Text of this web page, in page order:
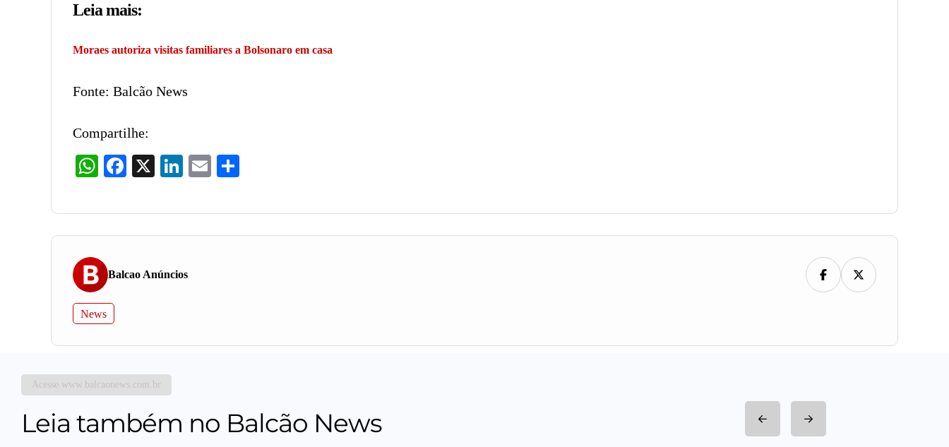
Leia mais:
Moraes autoriza visitas familiares a Bolsonaro em casa
Fonte: Balcão News
Compartilhe:
WhatsAppFacebook LinkedInEmail
Balcao Anúncios
News
Acesse www.balcaonews.com.br
Leia também no Balcão News